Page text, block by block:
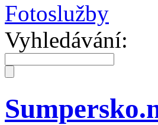
Fotoslužby
Vyhledávání: